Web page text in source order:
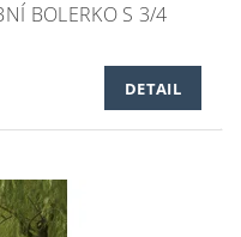
BOLERKO S 3/4
DETAIL